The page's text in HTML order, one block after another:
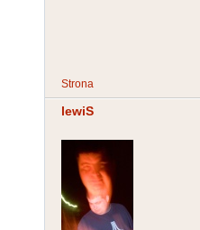
Strona
lewiS